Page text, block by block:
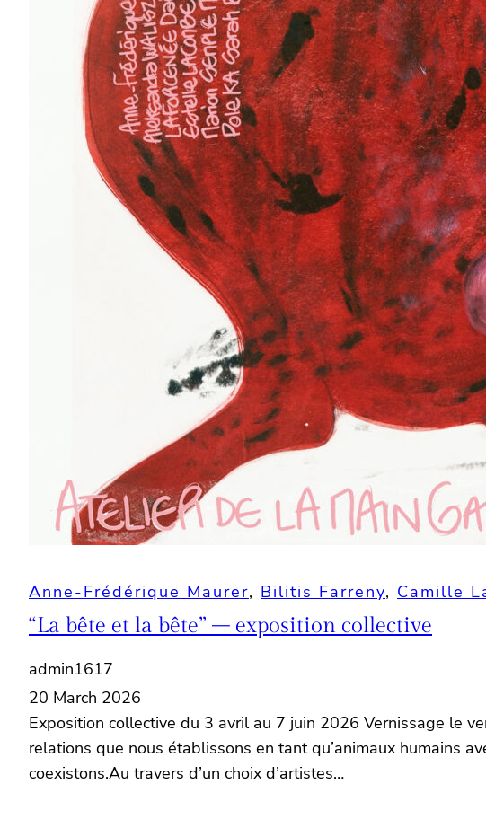
Anne-Frédérique Maurer, Bilitis Farreny, Camille
“La bête et la bête” – exposition collective
admin1617
20 March 2026
Exposition collective du 3 avril au 7 juin 2026 Vernissage le
relations que nous établissons en tant qu’animaux humains
coexistons.Au travers d’un choix d’artistes…